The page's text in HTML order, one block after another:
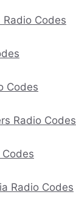
Radio Codes
Codes
Radio Codes
Radio Codes